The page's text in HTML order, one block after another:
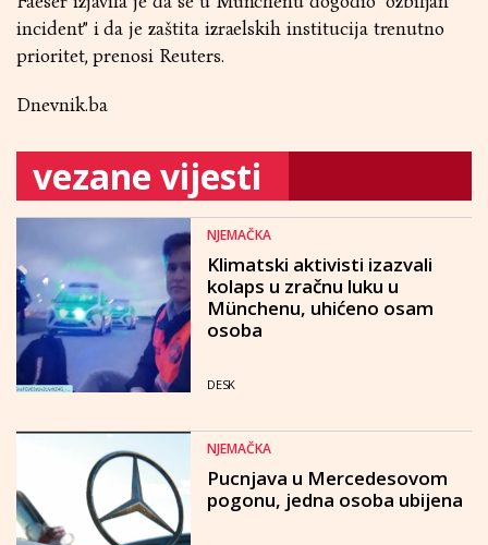
incident” i da je zaštita izraelskih institucija trenutno
prioritet, prenosi Reuters.
Dnevnik.ba
vezane vijesti
NJEMAČKA
Klimatski aktivisti izazvali
kolaps u zračnu luku u
Münchenu, uhićeno osam
osoba
DESK
NJEMAČKA
Pucnjava u Mercedesovom
pogonu, jedna osoba ubijena